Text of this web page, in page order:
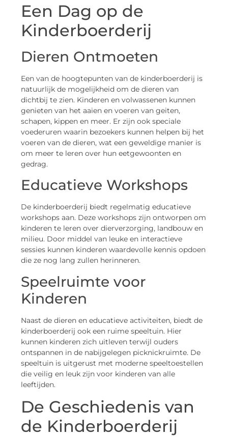
Een Dag op de
Kinderboerderij
Dieren Ontmoeten
Een van de hoogtepunten van de kinderboerderij is
natuurlijk de mogelijkheid om de dieren van
dichtbij te zien. Kinderen en volwassenen kunnen
genieten van het aaien en voeren van geiten,
schapen, kippen en meer. Er zijn ook speciale
voederuren waarin bezoekers kunnen helpen bij het
voeren van de dieren, wat een geweldige manier is
om meer te leren over hun eetgewoonten en
gedrag.
Educatieve Workshops
De kinderboerderij biedt regelmatig educatieve
workshops aan. Deze workshops zijn ontworpen om
kinderen te leren over dierverzorging, landbouw en
milieu. Door middel van leuke en interactieve
sessies kunnen kinderen waardevolle kennis opdoen
die ze nog lang zullen herinneren.
Speelruimte voor
Kinderen
Naast de dieren en educatieve activiteiten, biedt de
kinderboerderij ook een ruime speeltuin. Hier
kunnen kinderen zich uitleven terwijl ouders
ontspannen in de nabijgelegen picknickruimte. De
speeltuin is uitgerust met moderne speeltoestellen
die veilig en leuk zijn voor kinderen van alle
leeftijden.
De Geschiedenis van
de Kinderboerderij